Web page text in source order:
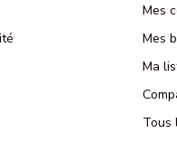
Mes
Mes
Ma
Tous